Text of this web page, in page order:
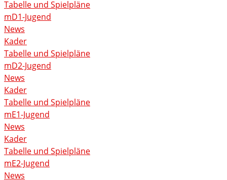
Tabelle und Spielpläne
mD1-Jugend
News
Kader
Tabelle und Spielpläne
mD2-Jugend
News
Kader
Tabelle und Spielpläne
mE1-Jugend
News
Kader
Tabelle und Spielpläne
mE2-Jugend
News